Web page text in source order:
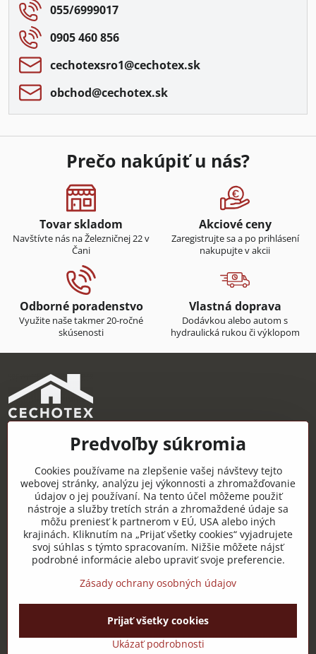
055/6999017
0905 460 856
cechotexsro1​@cechotex​.sk
obchod​@cechotex​.sk
Prečo nakúpiť u nás?
Tovar skladom
Navštívte nás na Železničnej 22 v
Čani
Akciové ceny
Zaregistrujte sa a po prihlásení
nakupujte v akcii
Odborné poradenstvo
Využite naše takmer 20-ročné
skúsenosti
Vlastná doprava
Dodávkou alebo autom s
hydraulická rukou či výklopom
CECHOTEX s.r.o.
Železničná 22, 044 14 Čaňa
IČO: 48181757
DIČ: 2120085451
IČ DPH: SK2120085451
Užitočné odkazy
©2026Copyright
Predvoľby súkromiaZásady ochrany osobných údajov
Vytvorené pomocou:BiznisWeb.sk
Predvoľby súkromia
Cookies používame na zlepšenie vašej návštevy tejto
webovej stránky, analýzu jej výkonnosti a zhromažďovanie
údajov o jej používaní. Na tento účel môžeme použiť
nástroje a služby tretích strán a zhromaždené údaje sa
môžu preniesť k partnerom v EÚ, USA alebo iných
krajinách. Kliknutím na „Prijať všetky cookies“ vyjadrujete
svoj súhlas s týmto spracovaním. Nižšie môžete nájsť
podrobné informácie alebo upraviť svoje preferencie.
Zásady ochrany osobných údajov
Ukázať podrobnosti
Prijať všetky cookies